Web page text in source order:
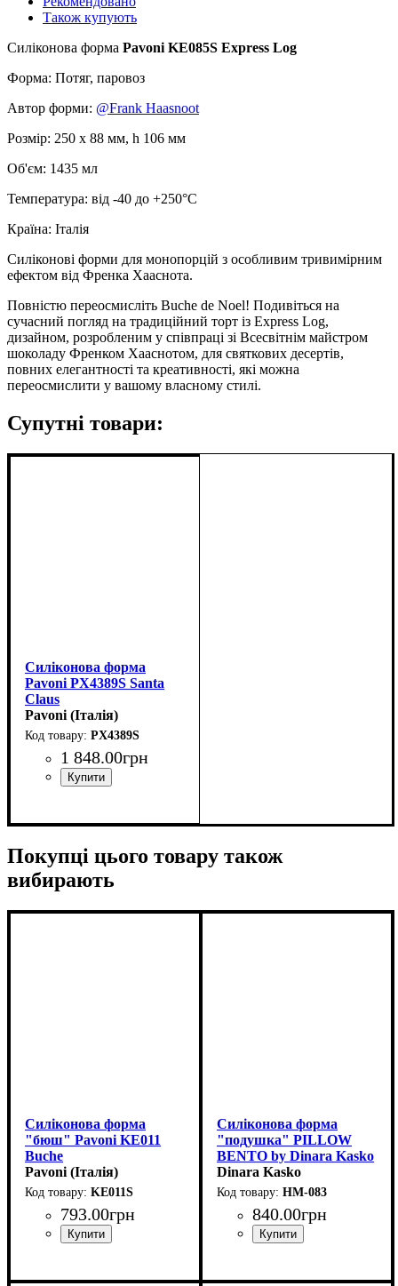
Також купують
Силіконова форма Pavoni KE085S Express Log
Форма: Потяг, паровоз
Автор форми: @Frank Haasnoot
Розмір: 250 x 88 мм, h 106 мм
Об'єм: 1435 мл
Температура: від -40 до +250°С
Країна: Італія
Силіконові форми для монопорцій з особливим тривимірним
ефектом від Френка Хааснота.
Повністю переосмисліть Buche de Noel! Подивіться на
сучасний погляд на традиційний торт із Express Log,
дизайном, розробленим у співпраці зі Всесвітнім майстром
шоколаду Френком Хааснотом, для святкових десертів,
повних елегантності та креативності, які можна
переосмислити у вашому власному стилі.
Супутні товари:
Силіконова форма
Pavoni PX4389S Santa
Claus
(60x72мм,h70мм,128мл)
Pavoni (Італія)
PX4389S
1 848.00грн
Покупці цього товару також
вибирають
Силіконова форма
"бюш" Pavoni KE011
Buche
(230x55мм,h50мм,540мл)
Pavoni (Італія)
KE011S
793.00грн
Силіконова форма
"подушка" PILLOW
BENTO by Dinara Kasko
(d12см,h5.5см,600мл)
Dinara Kasko
HM-083
840.00грн